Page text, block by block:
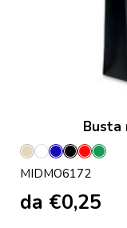
Busta
Beige
Bianco
BluNero
RossoVerde
MIDMO6172
da €0,25